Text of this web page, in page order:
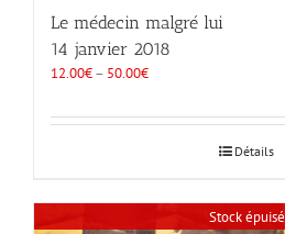
Le médecin malgré lui
14 janvier 2018
12.00€– 50.00€
Détails
Stock épuisé